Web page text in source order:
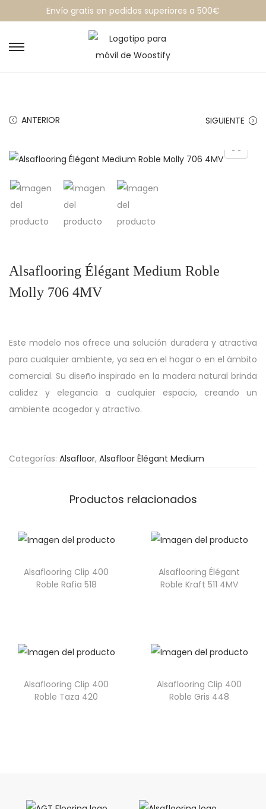
Envío gratis en pedidos superiores a 500€
ANTERIOR SIGUIENTE
Alsaflooring Élégant Medium Roble
Molly 706 4MV
Este modelo nos ofrece una solución duradera y atractiva
para cualquier ambiente, ya sea en el hogar o en el ámbito
comercial. Su diseño inspirado en la madera natural brinda
calidez y elegancia a cualquier espacio, creando un
ambiente acogedor y atractivo.
Categorías: Alsafloor, Alsafloor Élégant Medium
Productos relacionados
Alsaflooring Clip 400
Roble Rafia 518
Alsaflooring Élégant
Roble Kraft 511 4MV
Alsaflooring Clip 400
Roble Taza 420
Alsaflooring Clip 400
Roble Gris 448